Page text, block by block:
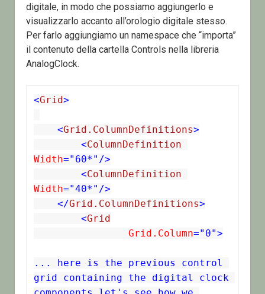
digitale, in modo che possiamo aggiungerlo e
visualizzarlo accanto all’orologio digitale stesso.
Per farlo aggiungiamo un namespace che “importa”
il contenuto della cartella Controls nella libreria
AnalogClock.
<Grid>
    <
Grid.ColumnDefinitions>
<ColumnDefinition
Width="60*"/>
<ColumnDefinition
Width="40*"/>
    </
Grid.ColumnDefinitions>
	<
Grid
		Grid.Column
="0">
... here is the previous control
grid containing the digital clock